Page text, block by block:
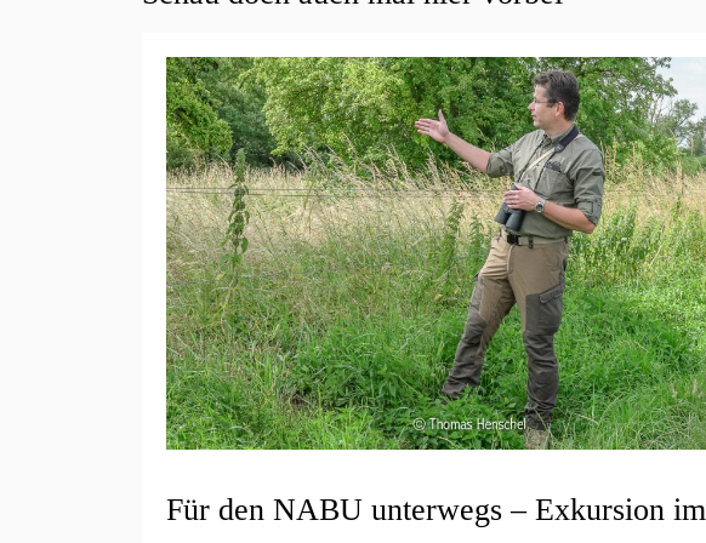
Für den NABU unterwegs – Exkursion im